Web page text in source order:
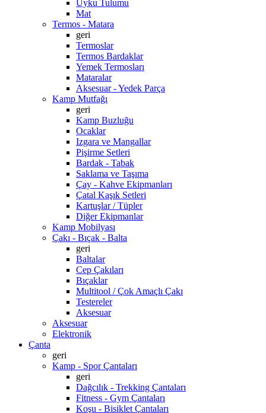
Uyku Tulumu
Mat
Termos - Matara
geri
Termoslar
Termos Bardaklar
Yemek Termosları
Mataralar
Aksesuar - Yedek Parça
Kamp Mutfağı
geri
Kamp Buzluğu
Ocaklar
Izgara ve Mangallar
Pişirme Setleri
Bardak - Tabak
Saklama ve Taşıma
Çay - Kahve Ekipmanları
Çatal Kaşık Setleri
Kartuşlar / Tüpler
Diğer Ekipmanlar
Kamp Mobilyası
Çakı - Bıçak - Balta
geri
Baltalar
Cep Çakıları
Bıçaklar
Multitool / Çok Amaçlı Çakı
Testereler
Aksesuar
Aksesuar
Elektronik
Çanta
geri
Kamp - Spor Çantaları
geri
Dağcılık - Trekking Çantaları
Fitness - Gym Çantaları
Koşu - Bisiklet Çantaları